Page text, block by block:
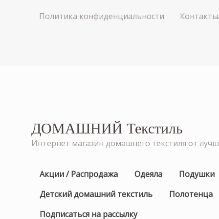
Политика конфиденциальности
ДОМАШНИЙ Текстиль
Интернет магазин домашнего текстиля от
Акции / Распродажа Одеяла Подушки
Детский домашний текстиль
Полотенца
Подписаться на рассылку